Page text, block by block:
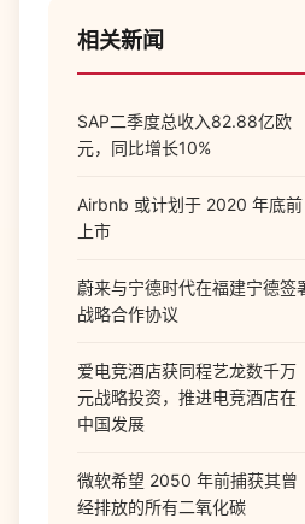
相关新闻
SAP二季度总收入82.88亿欧
元，同比增长10%
Airbnb 或计划于 2020 年底前
上市
蔚来与宁德时代在福建宁德签
战略合作协议
爱电竞酒店获同程艺龙数千万
元战略投资，推进电竞酒店在
中国发展
微软希望 2050 年前捕获其曾
经排放的所有二氧化碳